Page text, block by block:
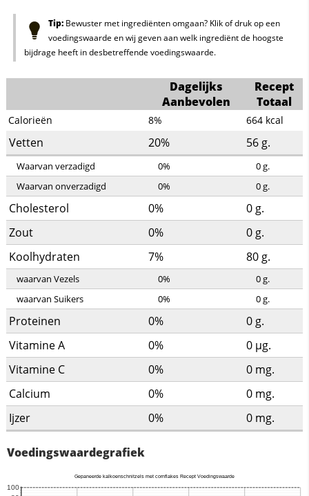
Tip:Bewuster met ingrediënten omgaan? Klik of druk op een
voedingswaarde en wij geven aan welk ingrediënt de hoogste
bijdrage heeft in desbetreffende voedingswaarde.
Dagelijks
Aanbevolen
Recept
Totaal
Calorieën 8% 664 kcal
Vetten 20% 56 g.
Waarvan verzadigd 0% 0g.
Waarvan onverzadigd
0% 0g.
Cholesterol 0% 0 g.
Zout
0% 0 g.
Koolhydraten
7% 80 g.
waarvan Vezels 0% 0g.
waarvan Suikers
0% 0g.
Proteinen 0% 0 g.
Vitamine A
0% 0 µg.
Vitamine C
0% 0 mg.
Calcium
0% 0 mg.
Ijzer
0% 0 mg.
Voedingswaardegrafiek